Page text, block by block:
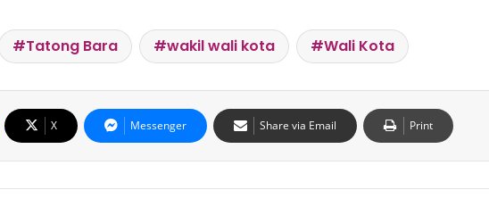
Tatong Bara wakil wali kota Wali Kota
X Messenger Share via Email Print